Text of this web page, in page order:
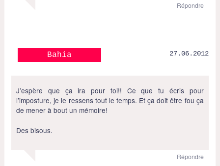
Répondre
Bahia 27.06.2012
J’espère que ça ira pour toi!! Ce que tu écris pour
l’imposture, je le ressens tout le temps. Et ça doit être fou ça
de mener à bout un mémoire!
Des bisous.
Répondre